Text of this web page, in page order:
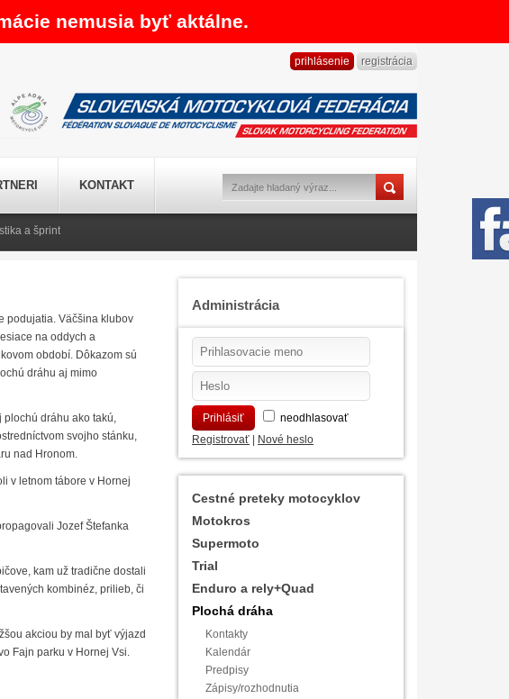
nemusia byť aktálne.
prihlásenie registrácia
KONTAKT
a šprint
podujatia. Väčšina klubov
na oddych a
období. Dôkazom sú
dráhu aj mimo
dráhu ako takú,
svojho stánku,
nad Hronom.
v letnom tábore v Hornej
Jozef Štefanka
kam už tradične dostali
kombinéz, prilieb, či
akciou by mal byť výjazd
Fajn parku v Hornej Vsi.
Administrácia
neodhlasovať
Registrovať
Nové heslo
Cestné preteky motocyklov
Motokros
Supermoto
Trial
Enduro a rely+Quad
Plochá dráha
Kontakty
Kalendár
Predpisy
Zápisy/rozhodnutia